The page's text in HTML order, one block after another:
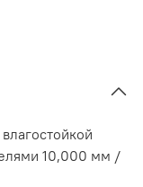
10,000 мм /